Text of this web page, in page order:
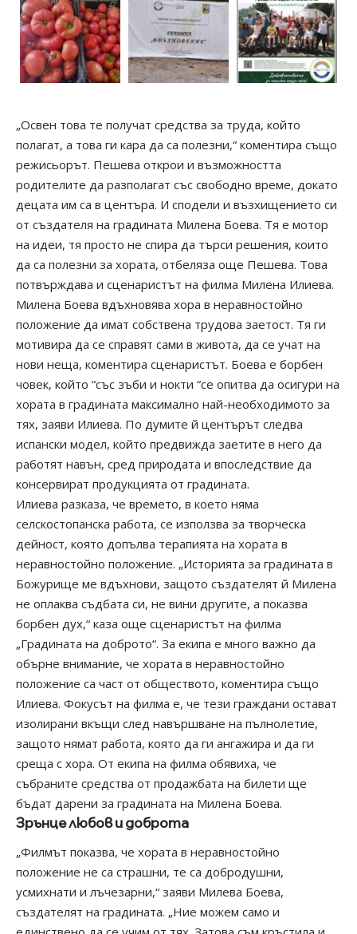
„Освен това те получат средства за труда, който
полагат, а това ги кара да са полезни,“ коментира също
режисьорът. Пешева открои и възможността
родителите да разполагат със свободно време, докато
децата им са в центъра. И сподели и възхищението си
от създателя на градината Милена Боева. Тя е мотор
на идеи, тя просто не спира да търси решения, които
да са полезни за хората, отбеляза още Пешева. Това
потвърждава и сценаристът на филма Милена Илиева.
Милена Боева вдъхновява хора в неравностойно
положение да имат собствена трудова заетост. Тя ги
мотивира да се справят сами в живота, да се учат на
нови неща, коментира сценаристът. Боева е борбен
човек, който “със зъби и нокти “се опитва да осигури на
хората в градината максимално най-необходимото за
тях, заяви Илиева. По думите й центърът следва
испански модел, който предвижда заетите в него да
работят навън, сред природата и впоследствие да
консервират продукцията от градината.
Илиева разказа, че времето, в което няма
селскостопанска работа, се използва за творческа
дейност, която допълва терапията на хората в
неравностойно положение. „Историята за градината в
Божурище ме вдъхнови, защото създателят й Милена
не оплаква съдбата си, не вини другите, а показва
борбен дух,“ каза още сценаристът на филма
„Градината на доброто“. За екипа е много важно да
обърне внимание, че хората в неравностойно
положение са част от обществото, коментира също
Илиева. Фокусът на филма е, че тези граждани остават
изолирани вкъщи след навършване на пълнолетие,
защото нямат работа, която да ги ангажира и да ги
среща с хора. От екипа на филма обявиха, че
събраните средства от продажбата на билети ще
бъдат дарени за градината на Милена Боева.
Зрънце любов и доброта
„Филмът показва, че хората в неравностойно
положение не са страшни, те са добродушни,
усмихнати и лъчезарни,“ заяви Милева Боева,
създателят на градината. „Ние можем само и